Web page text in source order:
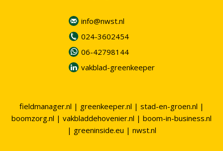
info@nwst.nl
024-3602454
06-42798144
vakblad-greenkeeper
fieldmanager.nl | greenkeeper.nl | stad-en-groen.nl |
boomzorg.nl | vakbladdehovenier.nl | boom-in-business.nl
| greeninside.eu | nwst.nl